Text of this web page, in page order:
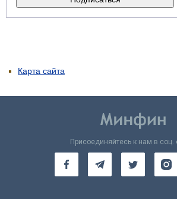
Карта сайта
Присоединяйтесь к нам в соц.